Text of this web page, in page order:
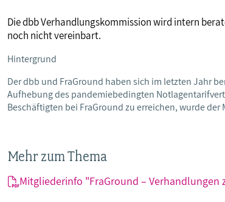
Die dbb Verhandlungskommission wird intern
noch nicht vereinbart.
Hintergrund
Der dbb und FraGround haben sich im letzten Jahr
Aufhebung des pandemiebedingten
Beschäftigten bei FraGround zu erreichen, wurde
Mehr zum Thema
Mitgliederinfo "FraGround – Verhandlungen